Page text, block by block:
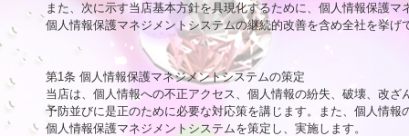
また、次に示す当店基本方針を具現化するために、個人情報保護
個人情報保護マネジメントシステムの継続的改善を含め全社を挙げ
第1条 個人情報保護マネジメントシステムの策定
当店は、個人情報への不正アクセス、個人情報の紛失、破壊、改ざ
予防並びに是正のために必要な対応策を講じます。また、個人情
個人情報保護マネジメントシステムを策定し、実施します。